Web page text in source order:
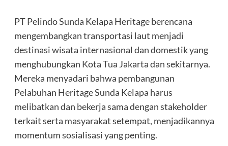
PT Pelindo Sunda Kelapa Heritage berencana
mengembangkan transportasi laut menjadi
destinasi wisata internasional dan domestik yang
menghubungkan Kota Tua Jakarta dan sekitarnya.
Mereka menyadari bahwa pembangunan
Pelabuhan Heritage Sunda Kelapa harus
melibatkan dan bekerja sama dengan stakeholder
terkait serta masyarakat setempat, menjadikannya
momentum sosialisasi yang penting.